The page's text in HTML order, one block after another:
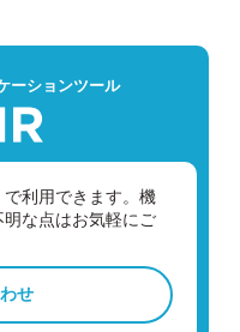
ーションツール
利用できます。機
な点はお気軽にご
せ